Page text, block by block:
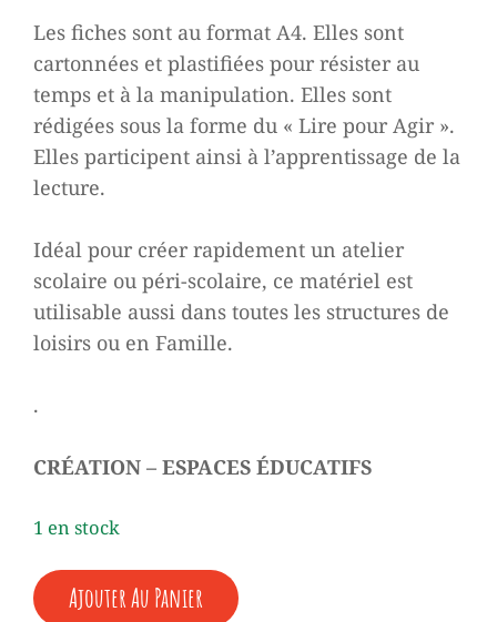
Les fiches sont au format A4. Elles sont
cartonnées et plastifiées pour résister au
temps et à la manipulation. Elles sont
rédigées sous la forme du « Lire pour Agir ».
Elles participent ainsi à l’apprentissage de la
lecture.
Idéal pour créer rapidement un atelier
scolaire ou péri-scolaire, ce matériel est
utilisable aussi dans toutes les structures de
loisirs ou en Famille.
.
CRÉATION – ESPACES ÉDUCATIFS
1 en stock
QUANTITÉ
DE
Ajouter Au Panier